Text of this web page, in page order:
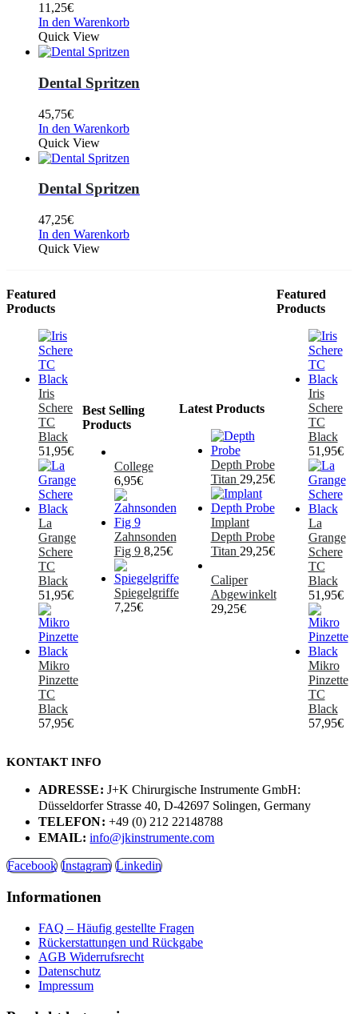
11,25€
In den Warenkorb
Quick View
Dental Spritzen
45,75€
In den Warenkorb
Quick View
Dental Spritzen
47,25€
In den Warenkorb
Quick View
Featured
Products
Iris
Schere
TC
Black
51,95€
La
Grange
Schere
TC
Black
51,95€
Mikro
Pinzette
TC
Black
57,95€
Best Selling
Products
College
6,95€
Zahnsonden
Fig 9 8,25€
Spiegelgriffe
7,25€
Latest Products
Depth Probe
Titan 29,25€
Implant
Depth Probe
Titan 29,25€
Caliper
Abgewinkelt
29,25€
Featured
Products
Iris
Schere
TC
Black
51,95€
La
Grange
Schere
TC
Black
51,95€
Mikro
Pinzette
TC
Black
57,95€
KONTAKT INFO
ADRESSE: J+K Chirurgische Instrumente GmbH:
Düsseldorfer Strasse 40, D-42697 Solingen, Germany
TELEFON: +49 (0) 212 22148788
EMAIL: info@jkinstrumente.com
Facebook Instagram Linkedin
Informationen
FAQ – Häufig gestellte Fragen
Rückerstattungen und Rückgabe
AGB Widerrufsrecht
Datenschutz
Impressum